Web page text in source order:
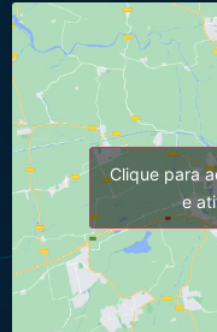
Clique para
e